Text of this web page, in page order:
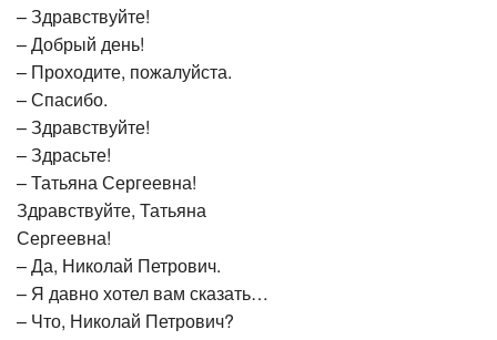
– Здравствуйте!
– Добрый день!
– Проходите, пожалуйста.
– Спасибо.
– Здравствуйте!
– Здрасьте!
– Татьяна Сергеевна!
Здравствуйте, Татьяна
Сергеевна!
– Да, Николай Петрович.
– Я давно хотел вам сказать…
– Что, Николай Петрович?